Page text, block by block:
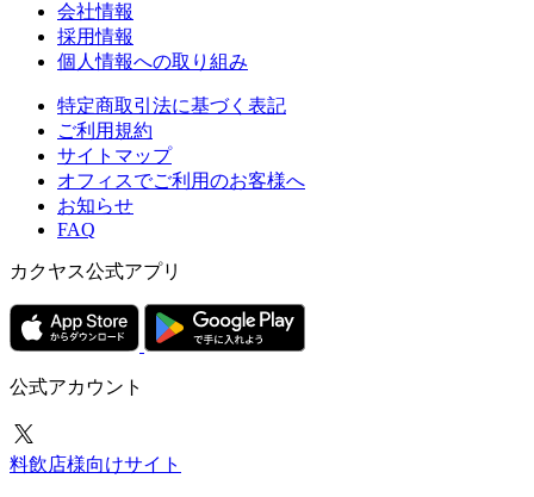
会社情報
採用情報
個人情報への取り組み
特定商取引法に基づく表記
ご利用規約
サイトマップ
オフィスでご利用のお客様へ
お知らせ
FAQ
カクヤス公式アプリ
公式アカウント
料飲店様向けサイト